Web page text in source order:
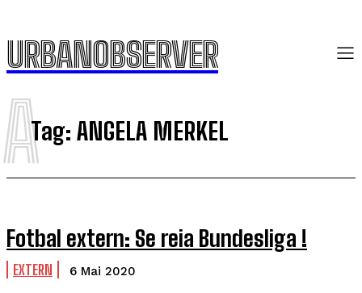
URBANOBSERVER
Tag: ANGELA MERKEL
A
Fotbal extern: Se reia Bundesliga !
EXTERN 6 Mai 2020